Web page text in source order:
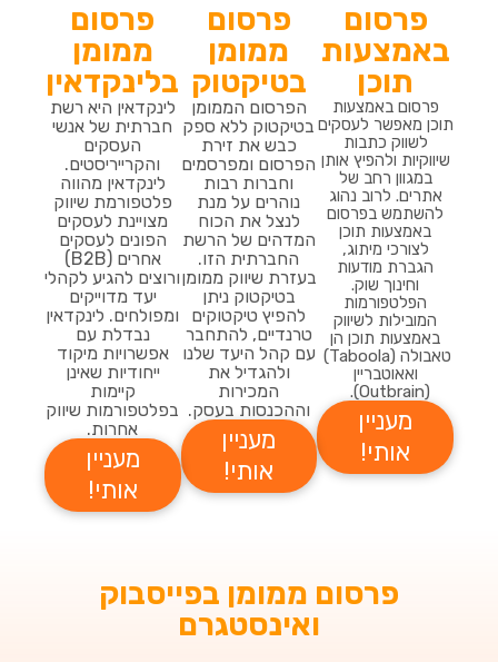
פרסום
באמצעות
תוכן
פרסום באמצעות
תוכן מאפשר לעסקים
לשווק כתבות
שיווקיות ולהפיץ אותן
במגוון רחב של
אתרים. לרוב נהוג
להשתמש בפרסום
באמצעות תוכן
לצורכי מיתוג,
הגברת מודעות
וחינוך שוק.
הפלטפורמות
המובילות לשיווק
באמצעות תוכן הן
טאבולה (Taboola)
ואאוטבריין
(Outbrain).
מעניין
אותי!
פרסום
ממומן
בטיקטוק
הפרסום הממומן
בטיקטוק ללא ספק
כבש את זירת
הפרסום ומפרסמים
וחברות רבות
נוהרים על מנת
לנצל את הכוח
המדהים של הרשת
החברתית הזו.
בעזרת שיווק ממומן
בטיקטוק ניתן
להפיץ טיקטוקים
טרנדיים, להתחבר
עם קהל היעד שלנו
ולהגדיל את
המכירות
וההכנסות בעסק.
מעניין
אותי!
פרסום
ממומן
בלינקדאין
לינקדאין היא רשת
חברתית של אנשי
העסקים
והקרייריסטים.
לינקדאין מהווה
פלטפורמת שיווק
מצויינת לעסקים
הפונים לעסקים
אחרים (B2B)
ורוצים להגיע לקהלי
יעד מדוייקים
ומפולחים. לינקדאין
נבדלת עם
אפשרויות מיקוד
ייחודיות שאינן
קיימות
בפלטפורמות שיווק
אחרות.
מעניין
אותי!
פרסום ממומן בפייסבוק
ואינסטגרם